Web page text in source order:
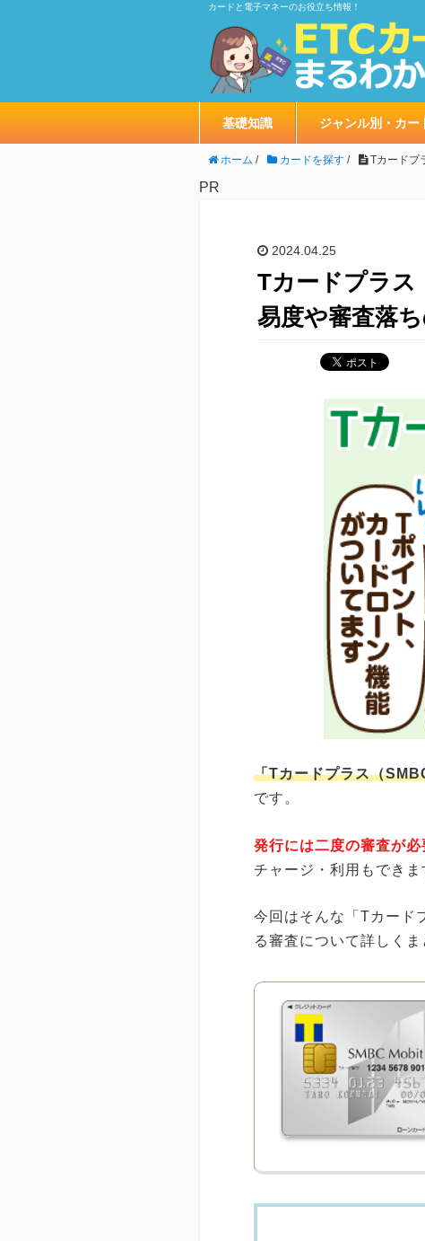
カードと電子マネーのお役立ち情報！
基礎知識 ジャンル別・カー
ホーム / カードを探す / Tカードプ
PR
2024.04.25
Tカードプラス
易度や審査落
「Tカードプラス（
です。
発行には二度の審査が必
チャージ・利用もできま
今回はそんな「Tカード
る審査について詳しくま